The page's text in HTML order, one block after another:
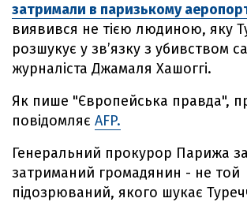
затримали в паризькому
виявився не тією людиною, яку
розшукує у зв’язку з убивством
журналіста Джамаля Хашоггі.
Як пише "Європейська правда",
повідомляє AFP.
Генеральний прокурор Парижа
затриманий громадянин - не той
підозрюваний, якого шукає